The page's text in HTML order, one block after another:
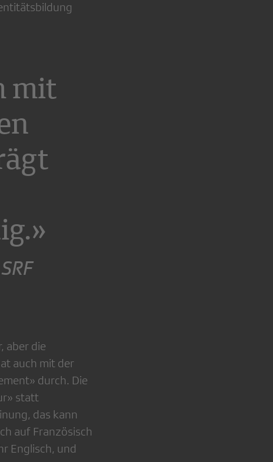
mit
aber die
auch mit der
durch. Die
statt
das kann
auf Französisch
Englisch, und